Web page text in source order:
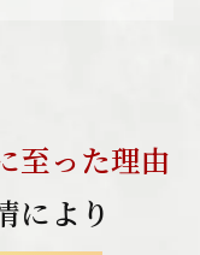
至った理由
により